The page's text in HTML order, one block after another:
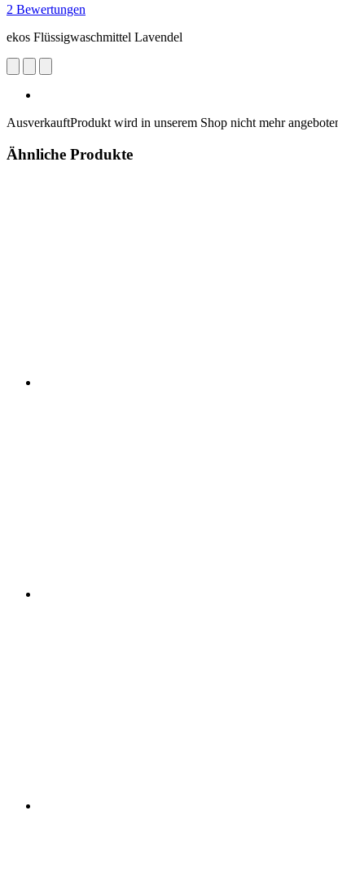
2 Bewertungen
ekos Flüssigwaschmittel Lavendel
AusverkauftProdukt wird in unserem Shop nicht mehr
Ähnliche Produkte